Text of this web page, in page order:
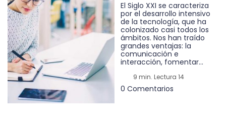
El Siglo XXI se caracteriza
por el desarrollo intensivo
de la tecnología, que ha
colonizado casi todos los
ámbitos. Nos han traído
grandes ventajas: la
comunicación e
interacción, fomentar...
9 min. Lectura 14
0 Comentarios